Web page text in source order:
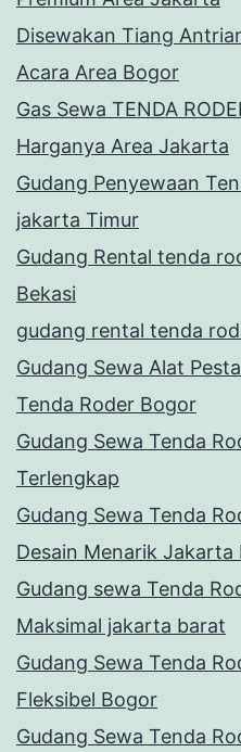
Disewakan Tiang
Acara Area Bogor
Gas Sewa TENDA
Harganya Area Jakarta
Gudang Penyewaan
jakarta Timur
Gudang Rental tenda
Bekasi
gudang rental tenda
Gudang Sewa Alat
Tenda Roder Bogor
Gudang Sewa Tenda
Terlengkap
Gudang Sewa Tenda
Desain Menarik Jakarta
Gudang sewa Tenda
Maksimal jakarta barat
Gudang Sewa Tenda
Fleksibel Bogor
Gudang Sewa Tenda